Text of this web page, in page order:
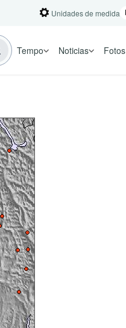
Unidades de medida
Tempo Noticias Fotos